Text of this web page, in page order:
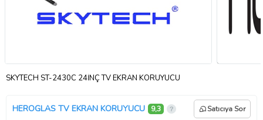
SKYTECH ST-2430C 24İNÇ TV EKRAN KORUYUCU
HEROGLAS TV EKRAN KORUYUCU 9,3 Satıcıya Sor